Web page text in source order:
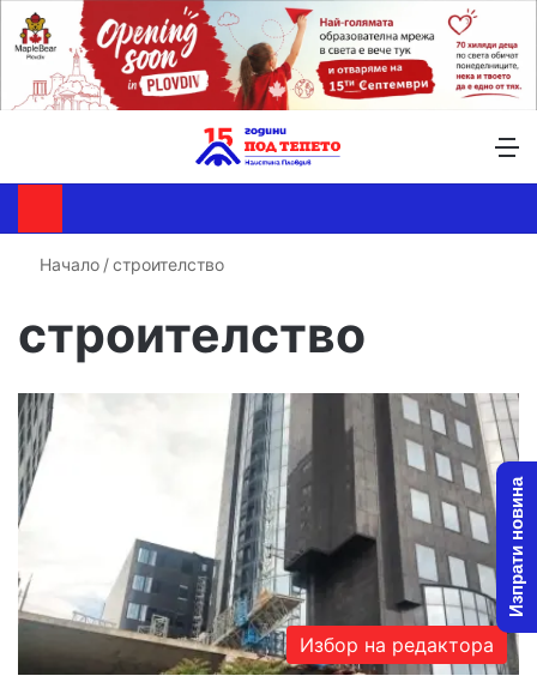
Начало /строителство
строителство
Избор на редактора
Изпрати новина